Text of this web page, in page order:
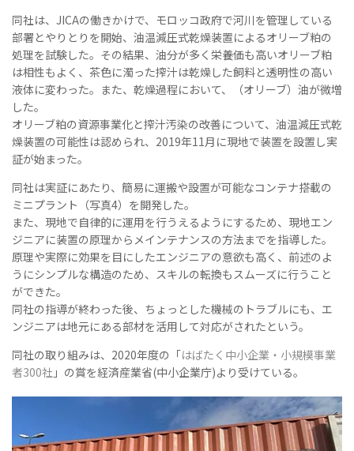
同社は、JICAの働きかけで、モロッコ政府で河川を管理している
部署とやりとりを開始、油温減圧式乾燥装置によるオリーブ粕の
処理を試験した。その結果、油分が多く栄養価も高いオリーブ粕
は相性もよく、茶色に濁った搾汁は乾燥した飼料と透明性の高い
液体に変わった。また、乾燥過程において、（オリーブ）油が微増
した。
オリーブ粕の資源事業化と搾汁汚染の改善について、油温減圧式乾
燥装置の可能性は認められ、2019年11月に現地で装置を設置し実
証が始まった。
同社は実証にあたり、簡易に運搬や設置が可能なコンテナ搭載の
ミニプラント（写真4）を開発した。
また、現地で自律的に運用を行うえるようにするため、現地エン
ジニアに装置の原理からメインテナンスの方法までを指導した。
原理や実際に効果を目にしたエンジニアの意欲も高く、前述のよ
うにシンプルな構造のため、スキルの転換もスムーズに行うこと
ができた。
同社の指導が終わった後、ちょっとした機械のトラブルにも、エ
ンジニアは地元にある部材を活用して対応がされたという。
同社の取り組みは、2020年度の「はばたく中小企業・小規模事業
者300社 」の賞を経済産業省(中小企業庁)より受けている。